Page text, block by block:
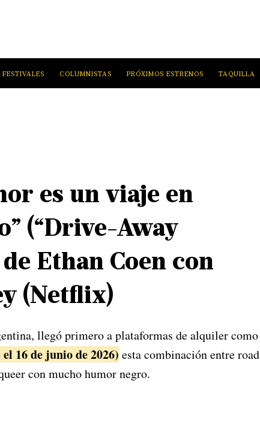
FESTIVALES COLUMNISTAS PRÓXIMOS ESTRENOS TAQUILLA
es un viaje en
(“Drive-Away
Ethan Coen con
(Netflix)
llegó primero a plataformas de alquiler como
el 16 de junio de 2026) esta combinación entre road
con mucho humor negro.